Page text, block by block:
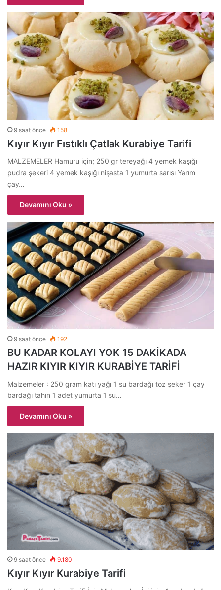
9 saat önce 158
Kıyır Kıyır Fıstıklı Çatlak Kurabiye Tarifi
MALZEMELER Hamuru için; 250 gr tereyağı 4 yemek kaşığı
pudra şekeri 4 yemek kaşığı nişasta 1 yumurta sarısı Yarım
çay…
Devamını Oku »
9 saat önce 192
BU KADAR KOLAYI YOK 15 DAKİKADA
HAZIR KIYIR KIYIR KURABİYE TARİFİ
Malzemeler : 250 gram katı yağı 1 su bardağı toz şeker 1 çay
bardağı tahin 1 adet yumurta 1 su…
Devamını Oku »
9 saat önce 9.180
Kıyır Kıyır Kurabiye Tarifi